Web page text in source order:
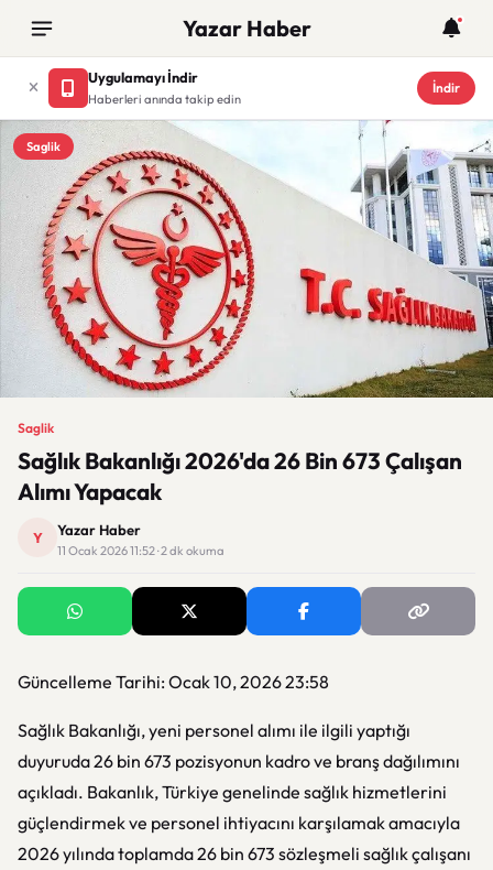
Yazar Haber
Uygulamayı İndir
Haberleri anında takip edin
İndir
Saglik
Saglik
Sağlık Bakanlığı 2026'da 26 Bin 673 Çalışan
Alımı Yapacak
Y Yazar Haber
11 Ocak 2026 11:52 · 2 dk okuma
Güncelleme Tarihi: Ocak 10, 2026 23:58
Sağlık Bakanlığı, yeni personel alımı ile ilgili yaptığı
duyuruda 26 bin 673 pozisyonun kadro ve branş dağılımını
açıkladı. Bakanlık, Türkiye genelinde sağlık hizmetlerini
güçlendirmek ve personel ihtiyacını karşılamak amacıyla
2026 yılında toplamda 26 bin 673 sözleşmeli sağlık çalışanı